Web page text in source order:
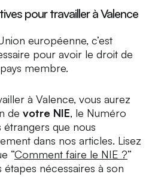
pour travailler à Valence
européenne, c’est
pour avoir le droit de
membre.
à Valence, vous aurez
de votre NIE, le Numéro
étrangers que nous
dans nos articles. Lisez
“Comment faire le NIE ?”
nécessaires à son